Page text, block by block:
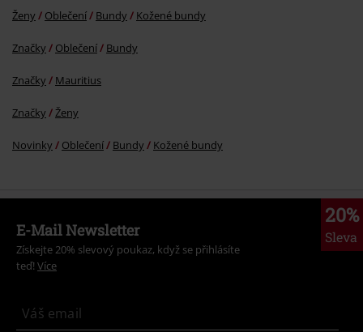
Ženy Oblečení Bundy Kožené bundy
Značky Oblečení Bundy
Značky Mauritius
Značky Ženy
Novinky Oblečení Bundy Kožené bundy
20%
Sleva
E-Mail Newsletter
Získejte 20% slevový poukaz, když se přihlásíte
teď! Více